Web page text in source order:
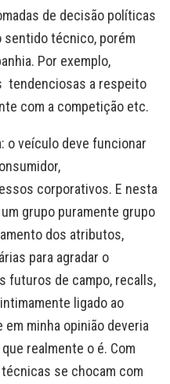
de decisão políticas
sentido técnico, porém
Por exemplo,
tendenciosas a respeito
com a competição etc.
o veículo deve funcionar
corporativos. E nesta
grupo puramente grupo
dos atributos,
para agradar o
futuros de campo, recalls,
ligado ao
minha opinião deveria
realmente o é. Com
se chocam com